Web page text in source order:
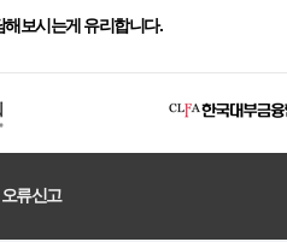
보시는게 유리합니다.
오류신고